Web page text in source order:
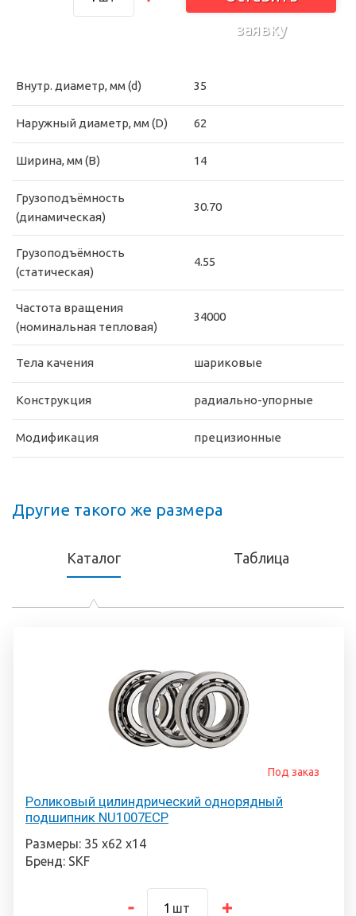
заявку
Внутр. диаметр, мм (d) 35
Наружный диаметр, мм (D) 62
Ширина, мм (B) 14
Грузоподъёмность
(динамическая)
30.70
Грузоподъёмность
(статическая)
4.55
Частота вращения
(номинальная тепловая)
34000
Тела качения шариковые
Конструкция радиально-упорные
Модификация прецизионные
Другие такого же размера
Каталог Таблица
Роликовый цилиндрический однорядный
подшипник NU1007ECP
Под заказ
Размеры: 35 х62 х14
Бренд: SKF
шт